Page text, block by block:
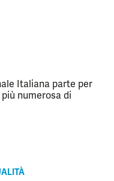
Italiana parte per
numerosa di